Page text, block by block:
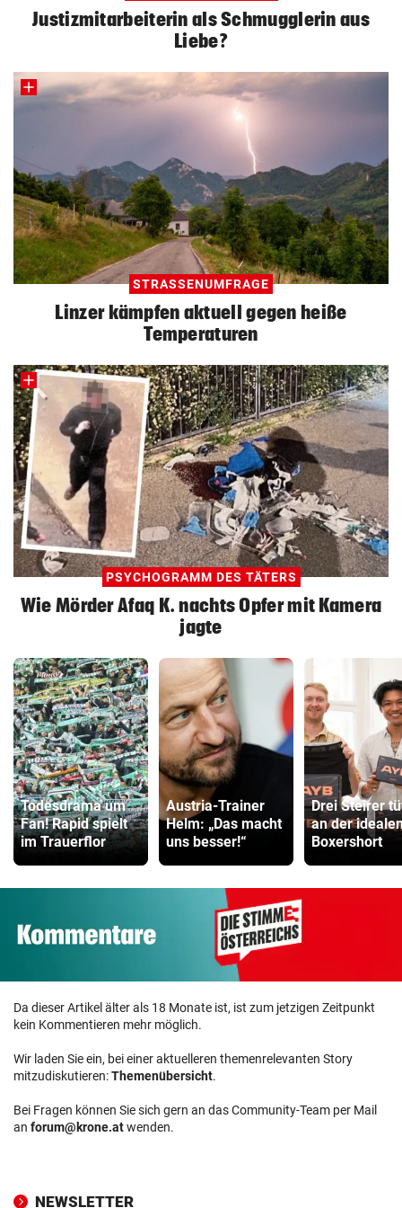
Justizmitarbeiterin als Schmugglerin aus
Liebe?
STRASSENUMFRAGE
Linzer kämpfen aktuell gegen heiße
Temperaturen
PSYCHOGRAMM DES TÄTERS
Wie Mörder Afaq K. nachts Opfer mit Kamera
jagte
Todesdrama um
Fan! Rapid spielt
im Trauerflor
Austria-Trainer
Helm: „Das macht
uns besser!“
Drei Steirer
an der
Boxershort
Da dieser Artikel älter als 18 Monate ist, ist zum jetzigen Zeitpunkt
kein Kommentieren mehr möglich.
Wir laden Sie ein, bei einer aktuelleren themenrelevanten Story
mitzudiskutieren:Themenübersicht.
Bei Fragen können Sie sich gern an das Community-Team per Mail
an forum@krone.atwenden.
NEWSLETTER